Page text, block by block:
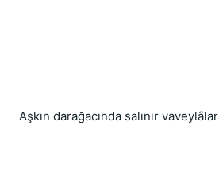
Aşkın darağacında salınır vaveylâlar